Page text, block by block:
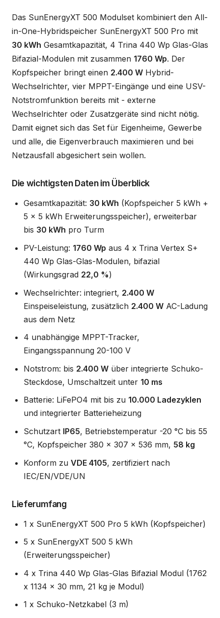
Das SunEnergyXT 500 Modulset kombiniert den All-
in-One-Hybridspeicher SunEnergyXT 500 Pro mit
30 kWh Gesamtkapazität, 4 Trina 440 Wp Glas-Glas
Bifazial-Modulen mit zusammen 1760 Wp. Der
Kopfspeicher bringt einen 2.400 W Hybrid-
Wechselrichter, vier MPPT-Eingänge und eine USV-
Notstromfunktion bereits mit - externe
Wechselrichter oder Zusatzgeräte sind nicht nötig.
Damit eignet sich das Set für Eigenheime, Gewerbe
und alle, die Eigenverbrauch maximieren und bei
Netzausfall abgesichert sein wollen.
Die wichtigsten Daten im Überblick
Gesamtkapazität: 30 kWh (Kopfspeicher 5 kWh +
5 x 5 kWh Erweiterungsspeicher), erweiterbar
bis 30 kWh pro Turm
PV-Leistung: 1760 Wp aus 4 x Trina Vertex S+
440 Wp Glas-Glas-Modulen, bifazial
(Wirkungsgrad 22,0 %)
Wechselrichter: integriert, 2.400 W
Einspeiseleistung, zusätzlich 2.400 W AC-Ladung
aus dem Netz
4 unabhängige MPPT-Tracker,
Eingangsspannung 20-100 V
Notstrom: bis 2.400 W über integrierte Schuko-
Steckdose, Umschaltzeit unter 10 ms
Batterie: LiFePO4 mit bis zu 10.000 Ladezyklen
und integrierter Batterieheizung
Schutzart IP65, Betriebstemperatur -20 °C bis 55
°C, Kopfspeicher 380 x 307 x 536 mm, 58 kg
Konform zu VDE 4105, zertifiziert nach
IEC/EN/VDE/UN
Lieferumfang
1 x SunEnergyXT 500 Pro 5 kWh (Kopfspeicher)
5 x SunEnergyXT 500 5 kWh
(Erweiterungsspeicher)
4 x Trina 440 Wp Glas-Glas Bifazial Modul (1762
x 1134 x 30 mm, 21 kg je Modul)
1 x Schuko-Netzkabel (3 m)